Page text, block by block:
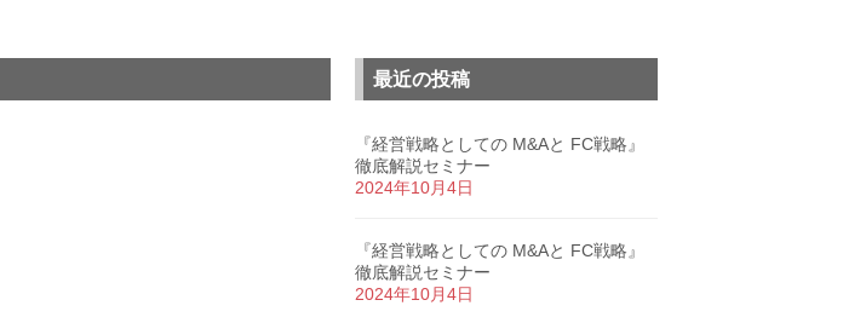
最近の投稿
『経営戦略としての M&Aと FC戦略』
徹底解説セミナー
2024年10月4日
『経営戦略としての M&Aと FC戦略』
徹底解説セミナー
2024年10月4日